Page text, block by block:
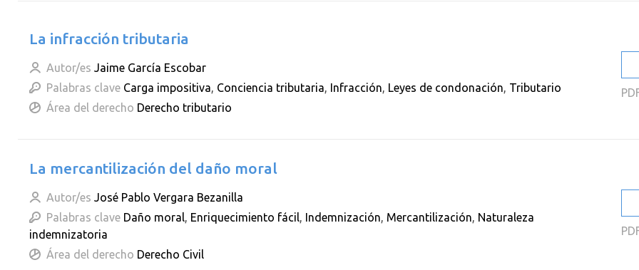
La infracción tributaria
Autor/es Jaime García Escobar
Palabras clave Carga impositiva, Conciencia tributaria, Infracción, Leyes de condonación, Tributario
Área del derecho Derecho tributario
La mercantilización del daño moral
Autor/es José Pablo Vergara Bezanilla
Palabras clave Daño moral, Enriquecimiento fácil, Indemnización, Mercantilización, Naturaleza
indemnizatoria
Área del derecho Derecho Civil